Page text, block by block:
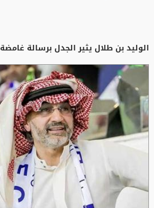
الوليد بن طلال يثير الجدل برسالة غامضة